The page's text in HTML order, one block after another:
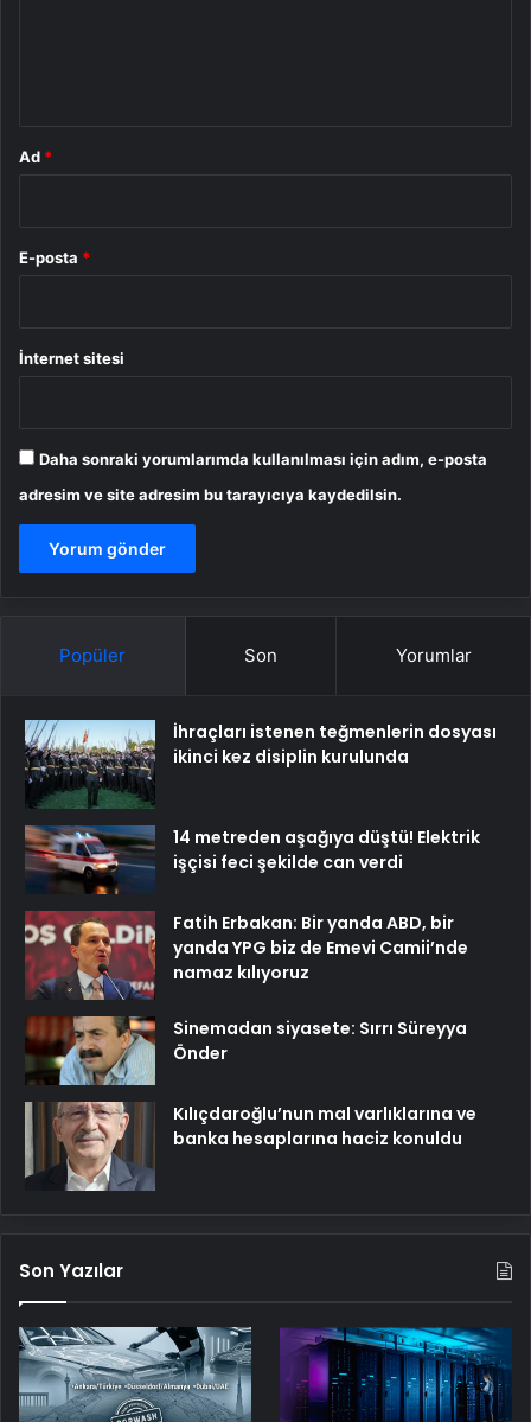
Ad *
E-posta *
İnternet sitesi
Daha sonraki yorumlarımda kullanılması için adım, e-posta
adresim ve site adresim bu tarayıcıya kaydedilsin.
Popüler Son Yorumlar
İhraçları istenen teğmenlerin dosyası
ikinci kez disiplin kurulunda
14 metreden aşağıya düştü! Elektrik
işçisi feci şekilde can verdi
Fatih Erbakan: Bir yanda ABD, bir
yanda YPG biz de Emevi Camii’nde
namaz kılıyoruz
Sinemadan siyasete: Sırrı Süreyya
Önder
Kılıçdaroğlu’nun mal varlıklarına ve
banka hesaplarına haciz konuldu
Son Yazılar